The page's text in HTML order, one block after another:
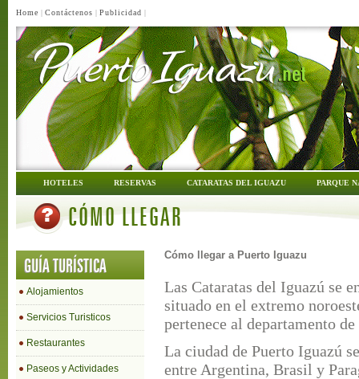
Home | Contáctenos | Publicidad |
HOTELES RESERVAS CATARATAS DEL IGUAZU PARQUE
CÓMO LLEGAR
GUÍA TURÍSTICA
Alojamientos
Servicios Turisticos
Restaurantes
Paseos y Actividades
Cómo llegar a Puerto Iguazu
Las Cataratas del Iguazú se
situado en el extremo
pertenece al departamento
La ciudad de Puerto Iguazú
entre Argentina, Brasil y